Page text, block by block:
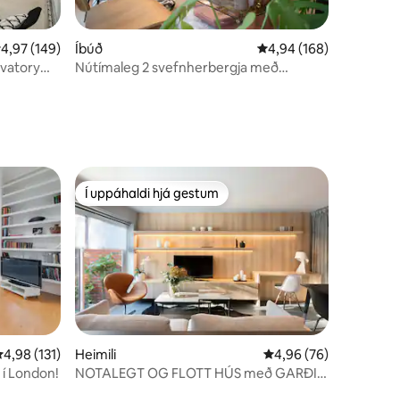
af 5 í meðaleinkunn, 149 umsagnir
4,97 (149)
Íbúð 4,94 af 5 í
4,94 (168)
Nútímaleg 2 svefnherbergja með
af 5 í meðaleinkunn, 131 umsagnir
4,98 (131)
London!
Í uppáhaldi hjá gestum
Í uppáhaldi hjá gestum
Heimili 4,96 af 5 í
4,96 (76)
NOTALEGT OG FLOTT HÚS með GARÐI -